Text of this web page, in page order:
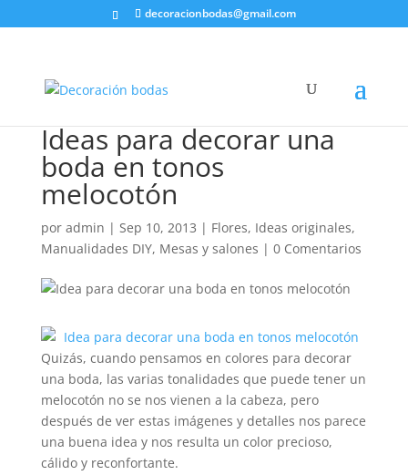
decoracionbodas@gmail.com
Ideas para decorar una
boda en tonos
melocotón
por admin | Sep 10, 2013 | Flores, Ideas originales,
Manualidades DIY, Mesas y salones | 0 Comentarios
Quizás, cuando pensamos en colores para decorar
una boda, las varias tonalidades que puede tener un
melocotón no se nos vienen a la cabeza, pero
después de ver estas imágenes y detalles nos parece
una buena idea y nos resulta un color precioso,
cálido y reconfortante.